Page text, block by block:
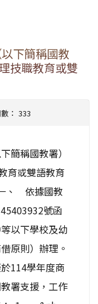
下簡稱國教
技職教育或雙
： 333
簡稱國教署）
育或雙語教育
、 依據國教
號函
以下學校及幼
原則）辦理。
114學年度商
署支援，工作